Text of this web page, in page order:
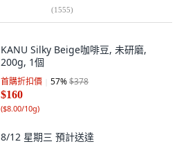
(1555)
KANU Silky Beige咖啡豆, 未研磨,
200g, 1個
首購折扣價 57%$378
$160
($8.00/10g)
8/12 星期三 預計送達